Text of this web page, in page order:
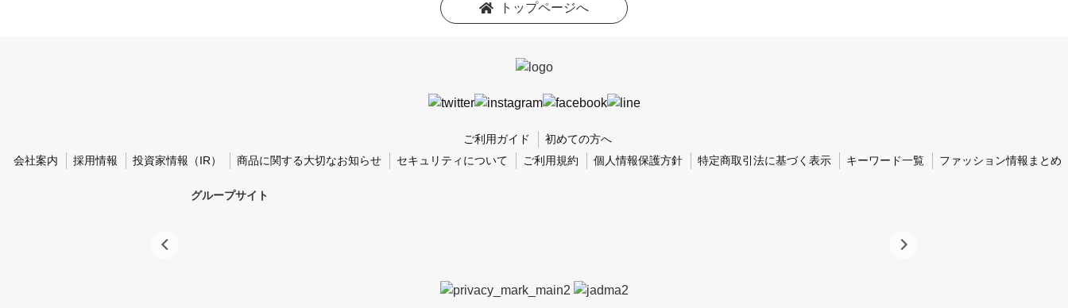
トップページへ
ご利用ガイド
初めての方へ
会社案内
採用情報 投資家情報（IR） 商品に関する大切なお知らせ セキュリティについて ご利用規約 個人情報保護方針 特定商取引法に基づく表示 キーワード一覧 ファッション情報まとめ
グループサイト